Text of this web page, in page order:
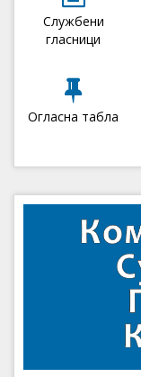
Службени
гласници
Огласна табла